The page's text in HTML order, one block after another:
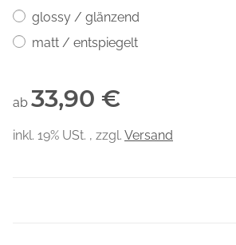
glossy / glänzend
matt / entspiegelt
ab 33,90 €
inkl. 19% USt. , zzgl. Versand